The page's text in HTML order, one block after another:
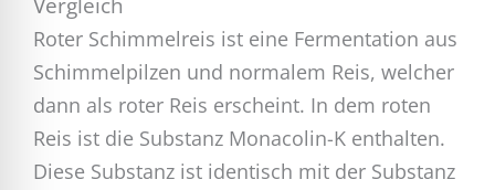
Roter Schimmelreis ist eine Fermentation aus
Schimmelpilzen und normalem Reis, welcher
dann als roter Reis erscheint. In dem roten
Reis ist die Substanz Monacolin-K enthalten.
Diese Substanz ist identisch mit der Substanz